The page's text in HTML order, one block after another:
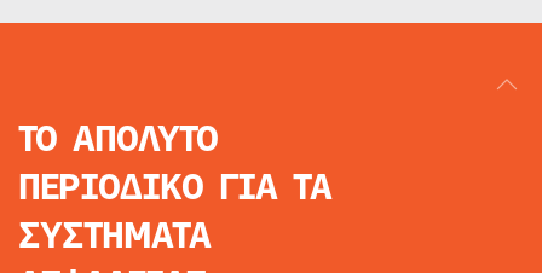
ΤΟ ΑΠΟΛΥΤΟ
ΠΕΡΙΟΔΙΚΟ ΓΙΑ ΤΑ
ΣΥΣΤΗΜΑΤΑ